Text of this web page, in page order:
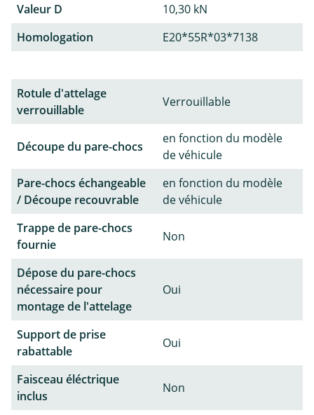
Valeur D
10,30 kN
Homologation
E20*55R*03*7138
Rotule d'attelage
verrouillable
Verrouillable
Découpe du pare-chocs
en fonction du modèle
de véhicule
Pare-chocs échangeable
/ Découpe recouvrable
en fonction du modèle
de véhicule
Trappe de pare-chocs
fournie
Non
Dépose du pare-chocs
nécessaire pour
montage de l'attelage
Oui
Support de prise
rabattable
Oui
Faisceau éléctrique
inclus
Non